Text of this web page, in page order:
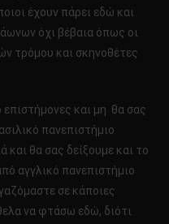
έχουν πάρει εδώ και
όχι βέβαια όπως οι
τρόμου και σκηνοθέτες
και μη θα σας
πανεπιστήμιο
θα σας δείξουμε και το
αγγλικό πανεπιστήμιο
σε κάποιες
να φτάσω εδώ, διότι